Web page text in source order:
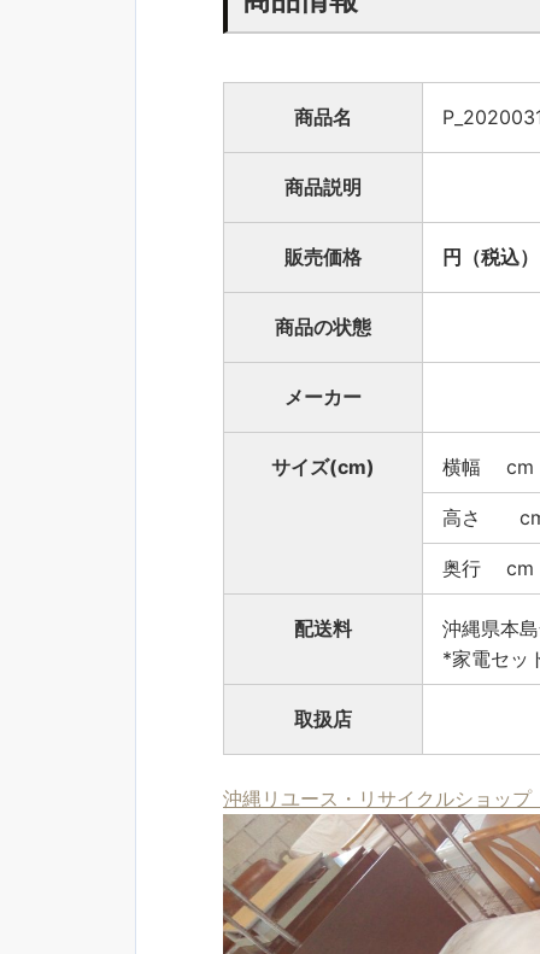
商品名
商品説明
販売価格 円（税込）
商品の状態
メーカー
サイズ(cm) 横幅 cm
高さ
奥行 cm
配送料
沖縄県本
*家電セッ
取扱店
沖縄リユース・リサイクルショッ